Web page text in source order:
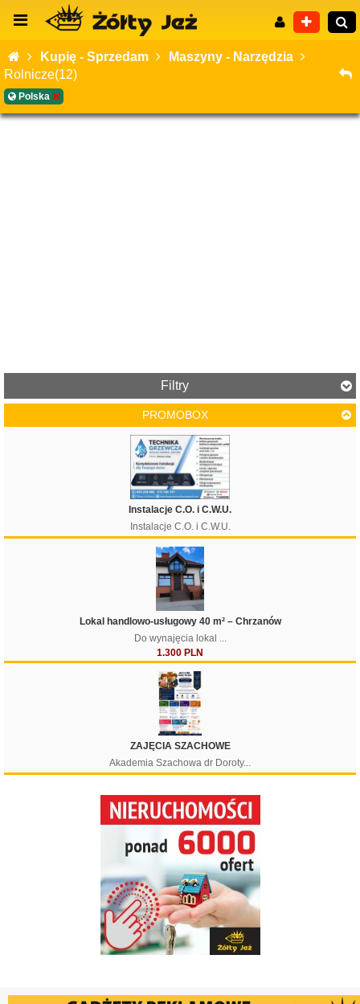
Kupię - Sprzedam
Maszyny - Narzędzia
Rolnicze(12)
Polska
Filtry
Filtruj
PROMOBOX
Instalacje C.O. i C.W.U.
Instalacje C.O. i C.W.U.
Lokal handlowo-usługowy 40 m² – Chrzanów
Do wynajęcia lokal ...
1.300 PLN
ZAJĘCIA SZACHOWE
Akademia Szachowa dr Doroty...